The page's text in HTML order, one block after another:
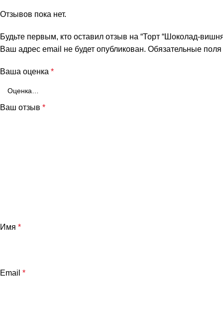
Отзывов пока нет.
Будьте первым, кто оставил отзыв на “Торт “Шоколад-
Ваш адрес email не будет опубликован. Обязательные
Ваша оценка *
Ваш отзыв *
Имя *
Email *